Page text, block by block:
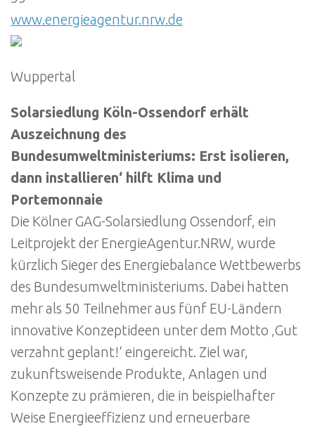
www.energieagentur.nrw.de
Wuppertal
Solarsiedlung Köln-Ossendorf erhält
Auszeichnung des
Bundesumweltministeriums: Erst isolieren,
dann installieren‘ hilft Klima und
Portemonnaie
Die Kölner GAG-Solarsiedlung Ossendorf, ein
Leitprojekt der EnergieAgentur.NRW, wurde
kürzlich Sieger des Energiebalance Wettbewerbs
des Bundesumweltministeriums. Dabei hatten
mehr als 50 Teilnehmer aus fünf EU-Ländern
innovative Konzeptideen unter dem Motto ‚Gut
verzahnt geplant!‘ eingereicht. Ziel war,
zukunftsweisende Produkte, Anlagen und
Konzepte zu prämieren, die in beispielhafter
Weise Energieeffizienz und erneuerbare